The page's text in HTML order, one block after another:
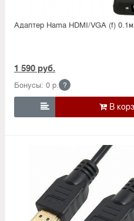
Адаптер Hama HDMI/VGA (f) 0.1м
1 590 руб.
Бонусы: 0 р. ?
